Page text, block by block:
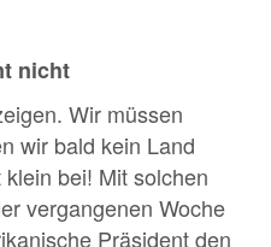
nicht
Wir müssen
wir bald kein Land
bei! Mit solchen
vergangenen Woche
Präsident den